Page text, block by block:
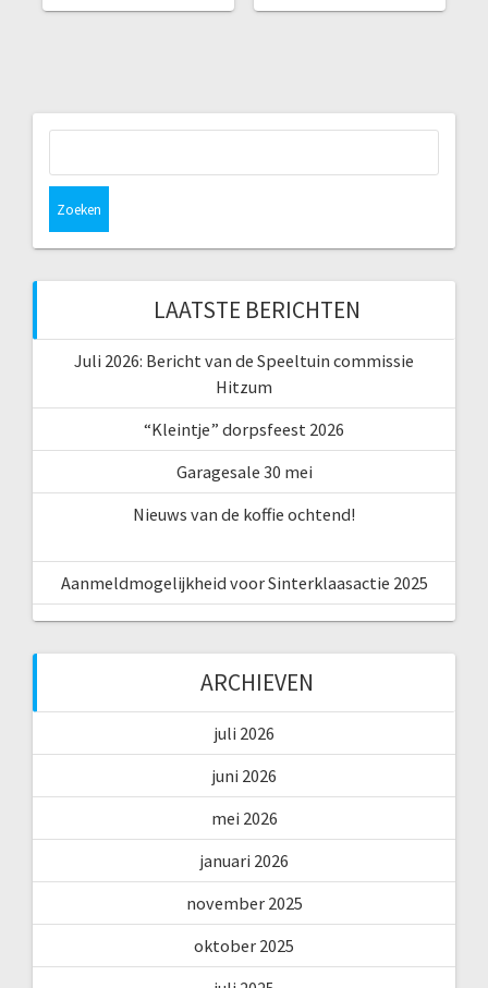
LAATSTE BERICHTEN
Juli 2026: Bericht van de Speeltuin commissie
Hitzum
“Kleintje” dorpsfeest 2026
Garagesale 30 mei
Nieuws van de koffie ochtend!
Aanmeldmogelijkheid voor Sinterklaasactie 2025
ARCHIEVEN
juli 2026
juni 2026
mei 2026
januari 2026
november 2025
oktober 2025